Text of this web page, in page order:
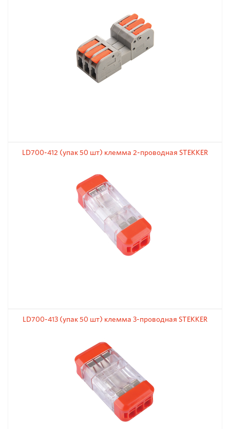
LD700-412 (упак 50 шт) клемма 2-проводная STEKKER
LD700-413 (упак 50 шт) клемма 3-проводная STEKKER